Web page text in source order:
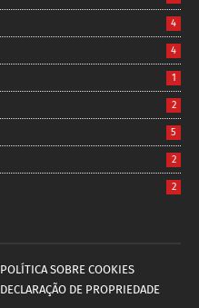
4
4
1
2
5
2
2
POLÍTICA SOBRE COOKIES
DECLARAÇÃO DE PROPRIEDADE